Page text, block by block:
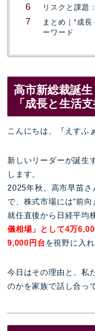
リスクと課題
まとめ｜“成
ーワード
高市新総裁誕
「成長と生活
こんにちは、『えすふ
新しいリーダーが誕生
します。
2025年秋、高市早苗さ
で、株式市場には“前向
就任直後から日経平均
儀相場」として4万
9,000円台 を視野に入
今日はその理由と、私
のかを家族で話し合っ